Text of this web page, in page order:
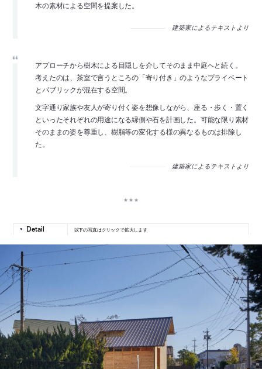
木の素材による空間を提案した。
建築家によるテキストより
アプローチから樹木による目隠しを介してそのまま中庭へと続く。
考えたのは、茶室で言うところの「寄り付き」のようなプライベート
とパブリックが混在する空間。
文字通り家族や友人が寄り付く姿を想像しながら、座る・歩く・置く
といったそれぞれの用途になる縁側や石を計画した。可能な限り素材
そのままの姿を尊重し、樹脂等の変化する様の異なるものは排除し
た。
建築家によるテキストより
以下の写真はクリックで拡大します